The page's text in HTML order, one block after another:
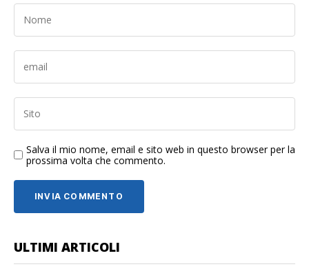
Salva il mio nome, email e sito web in questo browser per la
prossima volta che commento.
ULTIMI ARTICOLI